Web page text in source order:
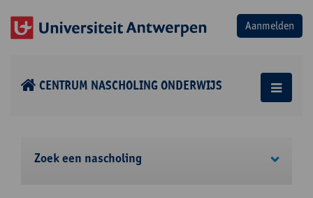
CENTRUM NASCHOLING ONDERWIJS
Zoek een nascholing